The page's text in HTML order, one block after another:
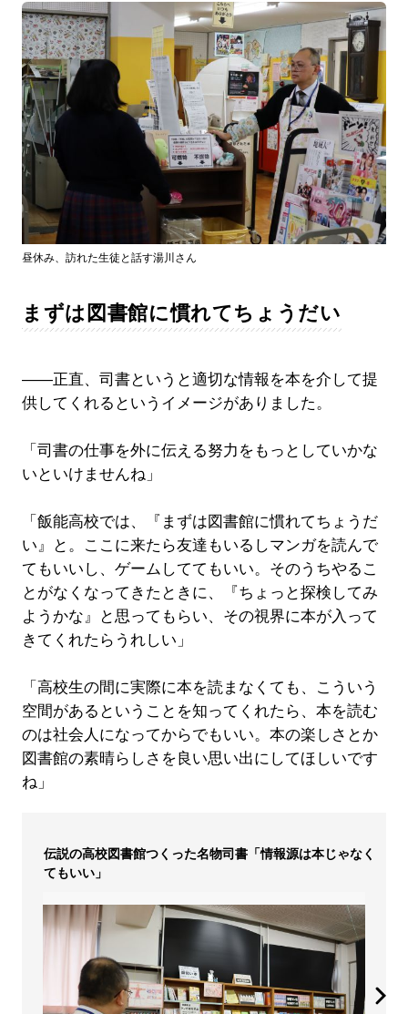
昼休み、訪れた生徒と話す湯川さん
まずは図書館に慣れてちょうだい
――正直、司書というと適切な情報を本を介して提
供してくれるというイメージがありました。
「司書の仕事を外に伝える努力をもっとしていかな
いといけませんね」
「飯能高校では、『まずは図書館に慣れてちょうだ
い』と。ここに来たら友達もいるしマンガを読んで
てもいいし、ゲームしててもいい。そのうちやるこ
とがなくなってきたときに、『ちょっと探検してみ
ようかな』と思ってもらい、その視界に本が入って
きてくれたらうれしい」
「高校生の間に実際に本を読まなくても、こういう
空間があるということを知ってくれたら、本を読む
のは社会人になってからでもいい。本の楽しさとか
図書館の素晴らしさを良い思い出にしてほしいです
ね」
伝説の高校図書館つくった名物司書「情報源は本じゃなく
てもいい」